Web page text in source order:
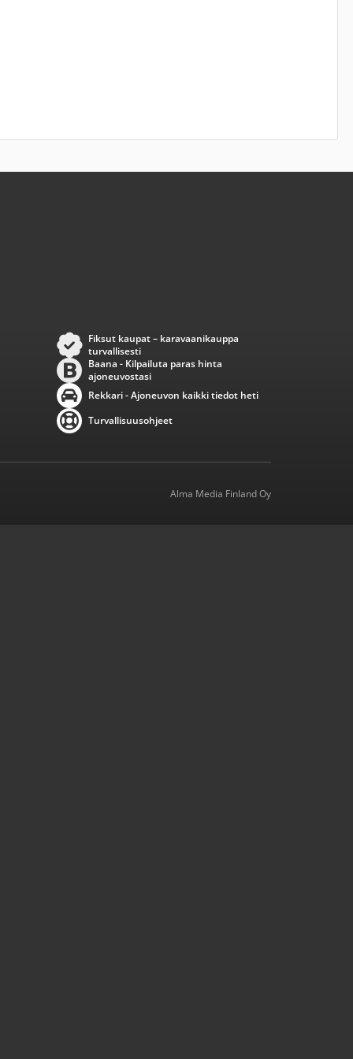
Fiksut kaupat – karavaanikauppa
turvallisesti
Baana - Kilpailuta paras hinta
ajoneuvostasi
Rekkari - Ajoneuvon kaikki tiedot heti
Turvallisuusohjeet
Alma Media Finland Oy